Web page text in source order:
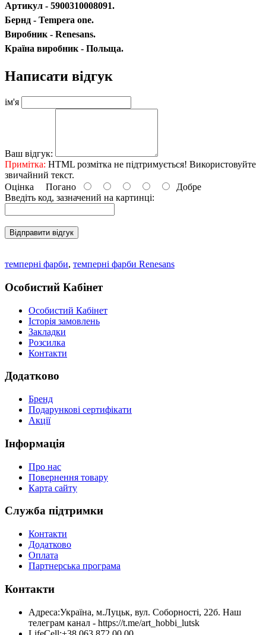
Артикул - 5900310008091.
Бернд - Tempera one.
Виробник - Renesans.
Країна виробник - Польща.
Написати відгук
ім'я
Ваш відгук:
Примітка: HTML розмітка не підтримується! Використовуйте
звичайний текст.
Оцінка Погано
Добре
Введіть код, зазначений на картинці:
Відправити відгук
темперні фарби, темперні фарби Renesans
Особистий Кабінет
Особистий Кабінет
Історія замовлень
Закладки
Розсилка
Контакти
Додатково
Бренд
Подарункові сертифікати
Акції
Інформація
Про нас
Повернення товару
Карта сайту
Служба підтримки
Контакти
Додатково
Оплата
Партнерська програма
Контакти
Адреса:Україна, м.Луцьк, вул. Соборності, 22б. Наш
телеграм канал - https://t.me/art_hobbi_lutsk